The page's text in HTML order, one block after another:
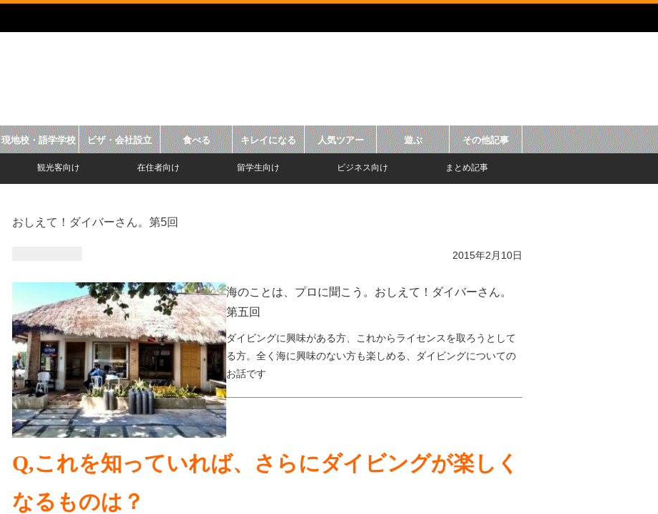
現地校・語学学校 ビザ・会社設立 食べる キレイになる 人気ツアー 遊ぶ その他記事
観光客向け 在住者向け 留学生向け ビジネス向け まとめ記事
おしえて！ダイバーさん。第5回
2015年2月10日
海のことは、プロに聞こう。おしえて！ダイバーさん。
第五回
ダイビングに興味がある方、これからライセンスを取ろうとして
る方。全く海に興味のない方も楽しめる、ダイビングについての
お話です
Q,これを知っていれば、さらにダイビングが楽しく
なるものは？